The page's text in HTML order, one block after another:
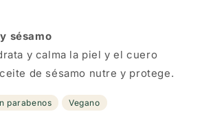
sésamo
y calma la piel y el cuero
de sésamo nutre y protege.
parabenos Vegano